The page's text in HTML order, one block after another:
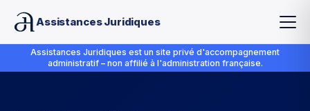
Assistances Juridiques
Assistances Juridiques est un site privé d'accompagnement
administratif – non affilié à l'administration française.